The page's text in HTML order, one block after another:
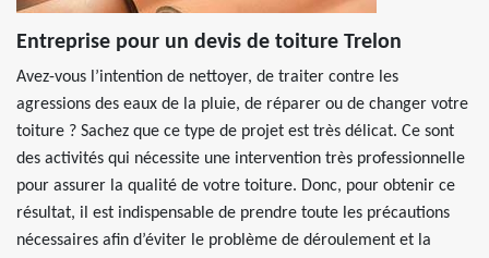
Entreprise pour un devis de toiture Trelon
Avez-vous l’intention de nettoyer, de traiter contre les
agressions des eaux de la pluie, de réparer ou de changer votre
toiture ? Sachez que ce type de projet est très délicat. Ce sont
des activités qui nécessite une intervention très professionnelle
pour assurer la qualité de votre toiture. Donc, pour obtenir ce
résultat, il est indispensable de prendre toute les précautions
nécessaires afin d’éviter le problème de déroulement et la